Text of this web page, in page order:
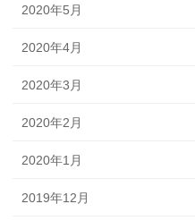
2020年5月
2020年4月
2020年3月
2020年2月
2020年1月
2019年12月